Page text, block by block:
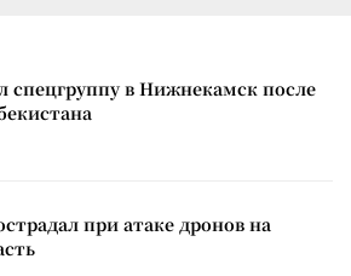
спецгруппу в Нижнекамск после
при атаке дронов на